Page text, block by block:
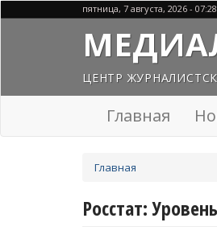
пятница, 7 августа, 2026 - 07:28
ЦЕНТР
Главная
здесь
Главная
Росстат: